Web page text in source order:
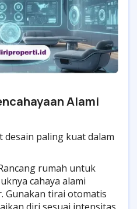
Alami
desain paling kuat dalam
rumah untuk
cahaya alami
Gunakan tirai otomatis